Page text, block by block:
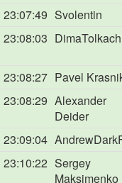
23:07:49 Svolentin
23:08:03
23:08:27 Pavel
23:08:29 Alexander
Deider
23:09:04
23:10:22 Sergey
Maksimenko